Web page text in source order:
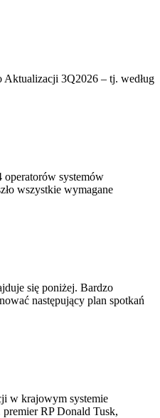
3Q2026 – tj. według
systemów
wszystkie wymagane
się poniżej. Bardzo
następujący plan spotkań
w krajowym systemie
RP Donald Tusk,